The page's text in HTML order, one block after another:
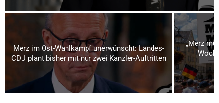
Merz im Ost-Wahlkampf unerwünscht: Landes-
CDU plant bisher mit nur zwei Kanzler-Auftritten
„Merz